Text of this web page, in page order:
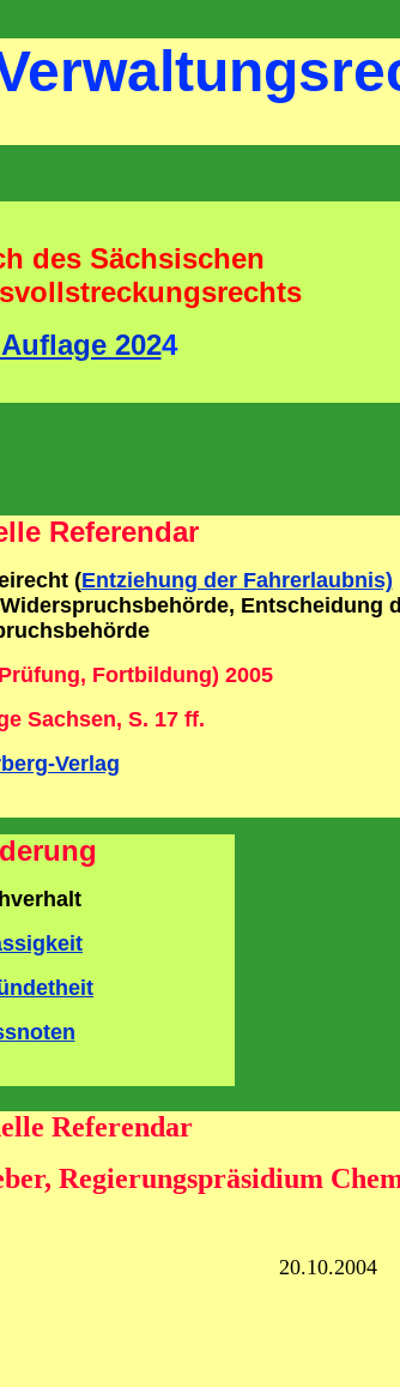
des Sächsischen
2024
Referendar
(Entziehung der Fahrerlaubnis)
Entscheidung
Fortbildung) 2005
Sachsen, S. 17 ff.
Verlag
Referendar
Regierungspräsidium
20.10.2004